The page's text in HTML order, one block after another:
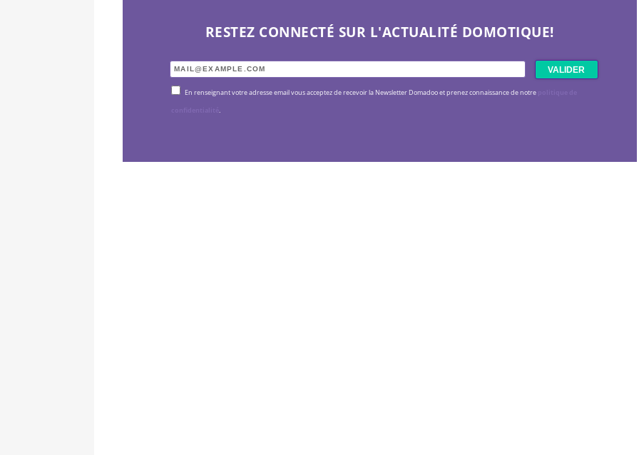
RESTEZ CONNECTÉ SUR L'ACTUALITÉ DOMOTIQUE!
En renseignant votre adresse email vous acceptez de recevoir la Newsletter Domadoo et prenez connaissance de notre
.